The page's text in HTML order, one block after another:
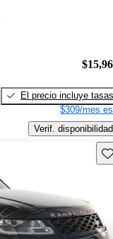
El precio incluye tasas
$309/mes
Verif. disponibilidad